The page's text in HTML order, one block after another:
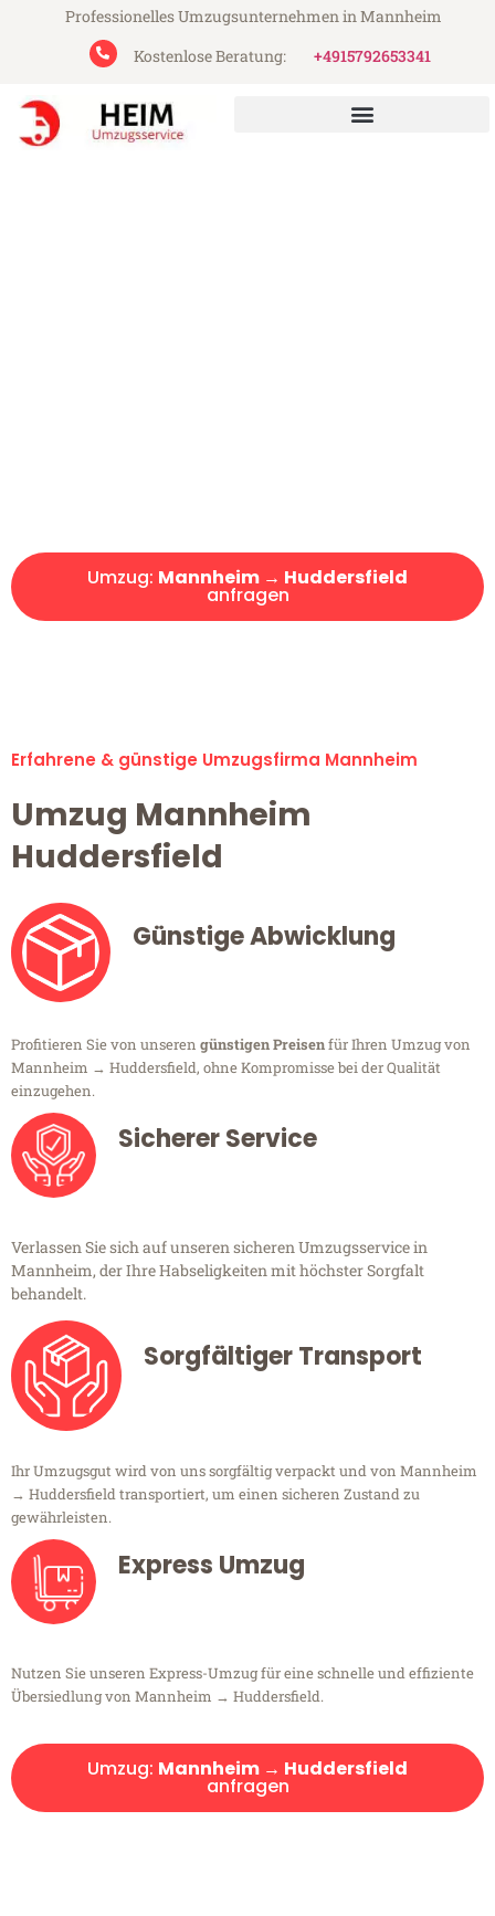
Professionelles Umzugsunternehmen in Mannheim
Kostenlose Beratung:
+4915792653341
Umzug: Mannheim → Huddersfield
anfragen
Erfahrene & günstige Umzugsfirma Mannheim
Umzug Mannheim
Huddersfield
Günstige Abwicklung
Profitieren Sie von unseren günstigen Preisenfür Ihren Umzug von
Mannheim → Huddersfield, ohne Kompromisse bei der Qualität
einzugehen.
Sicherer Service
Verlassen Sie sich auf unseren sicheren Umzugsservice in
Mannheim, der Ihre Habseligkeiten mit höchster Sorgfalt
behandelt.
Sorgfältiger Transport
Ihr Umzugsgut wird von uns sorgfältig verpackt und von Mannheim
→ Huddersfield transportiert, um einen sicheren Zustand zu
gewährleisten.
Express Umzug
Nutzen Sie unseren Express-Umzug für eine schnelle und effiziente
Übersiedlung von Mannheim → Huddersfield.
Umzug: Mannheim → Huddersfield
anfragen